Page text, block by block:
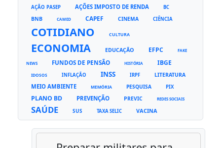
AÇÃO PASEP AÇÕES IMPOSTO DE RENDA BC
BNB CAMED CAPEF CINEMA CIÊNCIA
COTIDIANO CULTURA
ECONOMIA EDUCAÇÃO EFPC FAKE
NEWS FUNDOS DE PENSÃO HISTÓRIA IBGE
IDOSOS INFLAÇÃO INSS IRPF LITERATURA
MEIO AMBIENTE MEMÓRIA PESQUISA PIX
PLANO BD PREVENÇÃO PREVIC REDES SOCIAIS
SAÚDE SUS TAXA SELIC VACINA